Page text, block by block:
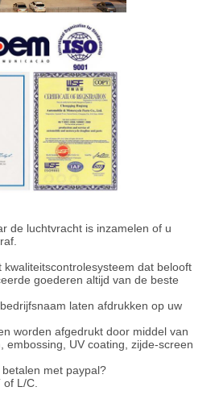
de luchtvracht is inzamelen of u
dat belooft
goederen altijd van de beste
laten afdrukken op uw
worden afgedrukt door middel van
embossing, UV coating, zijde-screen
met paypal?
L/C.